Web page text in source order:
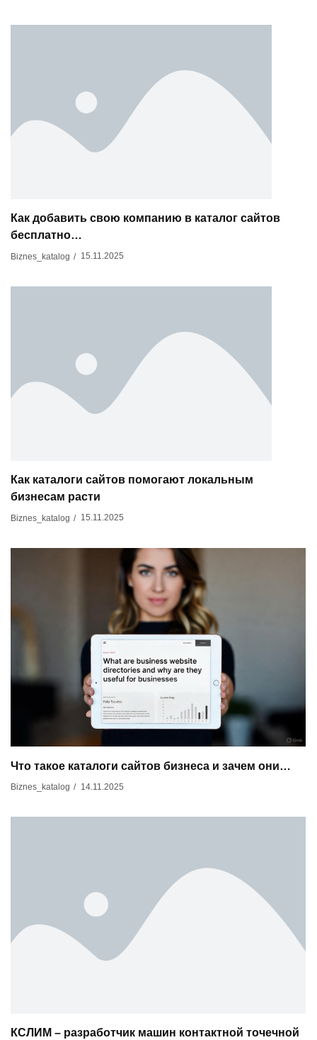
Как добавить свою компанию в каталог сайтов
бесплатно…
Biznes_katalog / 15.11.2025
Как каталоги сайтов помогают локальным
бизнесам расти
Biznes_katalog / 15.11.2025
Что такое каталоги сайтов бизнеса и зачем они…
Biznes_katalog / 14.11.2025
КСЛИМ – разработчик машин контактной точечной